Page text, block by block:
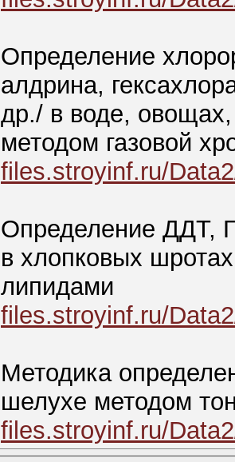
Определение
алдрина,
др./ в воде, овощах,
методом газовой
files.stroyinf.ru/
Определение ДДТ,
в хлопковых
липидами
files.stroyinf.ru/
Методика
шелухе методом
files.stroyinf.ru/